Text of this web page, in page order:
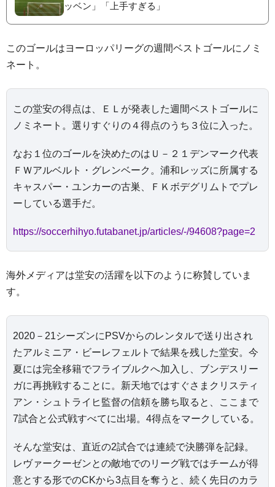
ッベン」「上手すぎる」
このゴールはヨーロッパリーグの週間ベストゴールにノミ
ネート。
この堂安の得点は、ＥＬが発表した週間ベストゴールに
ノミネート。選りすぐりの４得点のうち３位に入った。
なお１位のゴールを決めたのはＵ－２１デンマーク代表
ＦＷアルベルト・グレンベーク。浦和レッズに所属する
キャスパー・ユンカーの古巣、ＦＫボデグリムトでプレ
ーしている選手だ。
https://soccerhihyo.futabanet.jp/articles/-/94608?page=2
海外メディアは堂安の活躍を以下のように称賛していま
す。
2020－21シーズンにPSVからのレンタルで送り出され
たアルミニア・ビーレフェルトで結果を残した堂安。今
夏には完全移籍でフライブルクへ加入し、ブンデスリー
ガに再挑戦することに。新天地ではすぐさまクリスティ
アン・シュトライヒ監督の信頼を勝ち取ると、ここまで
7試合と公式戦すべてに出場。4得点をマークしている。
そんな堂安は、直近の2試合では連続で決勝弾を記録。
レヴァークーゼンとの敵地でのリーグ戦ではチームが得
意とする形でのCKから3点目を奪うと、続く先日のカラ